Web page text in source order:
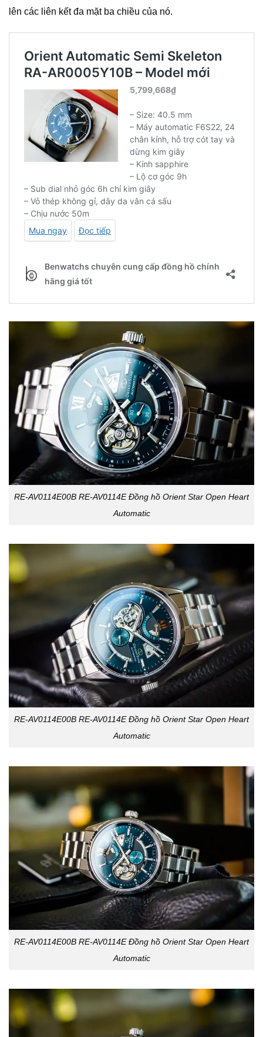
lên các liên kết đa mặt ba chiều của nó.
RE-AV0114E00B RE-AV0114E Đồng hồ Orient Star Open Heart
Automatic
RE-AV0114E00B RE-AV0114E Đồng hồ Orient Star Open Heart
Automatic
RE-AV0114E00B RE-AV0114E Đồng hồ Orient Star Open Heart
Automatic